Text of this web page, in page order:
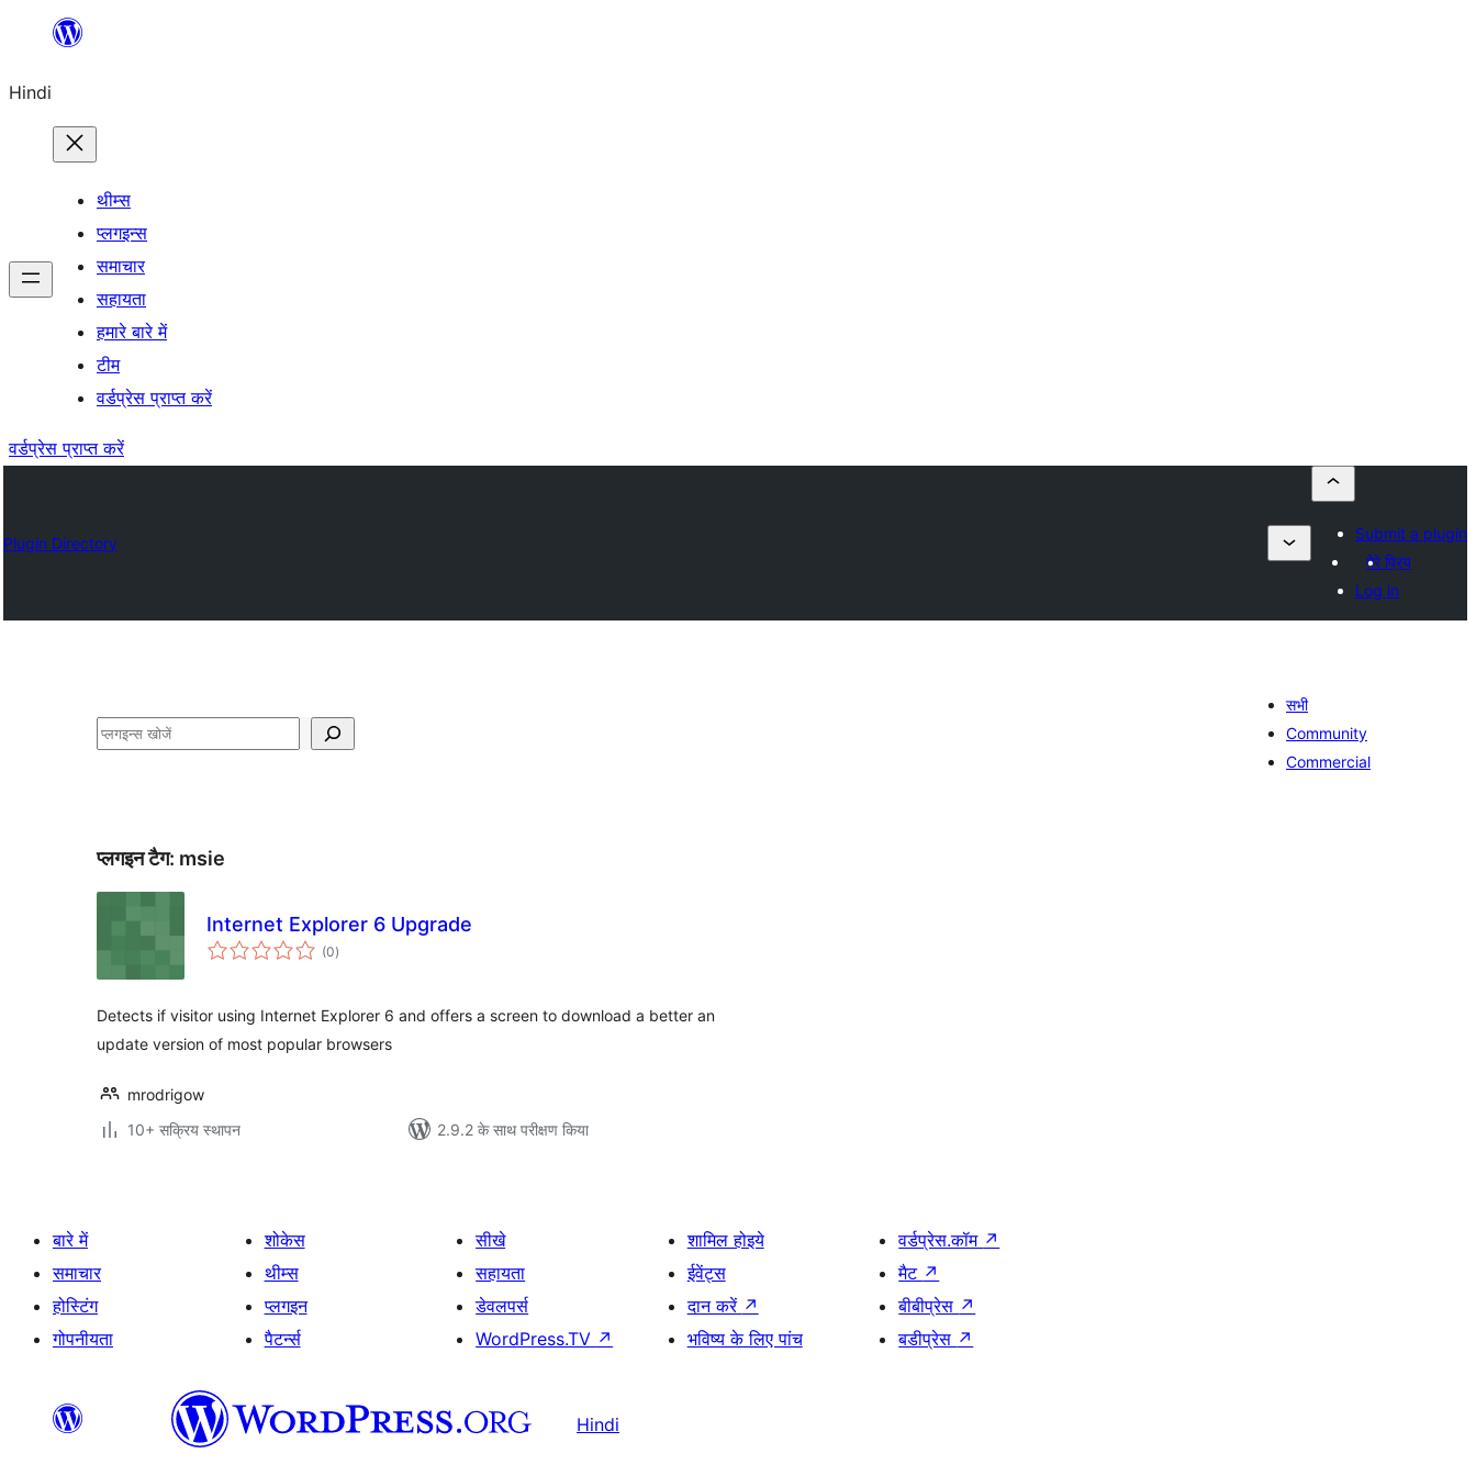
सामग्री
जाएं
Hindi
थीम्स
प्लगइन्स
समाचार
सहायता
हमारे बारे में
टीम
वर्डप्रेस प्राप्त करें
वर्डप्रेस प्राप्त करें
Plugin Directory
Submit a plugin
मेरे प्रिय
Log in
खोजें
सभी
Community
Commercial
प्लगइन टैग: msie
Internet Explorer 6 Upgrade
(0कुल
दर)
Detects if visitor using Internet Explorer 6 and offers a screen to download a better an
update version of most popular browsers
mrodrigow
10+ सक्रिय स्थापन
2.9.2 के साथ परीक्षण किया
बारे में
समाचार
होस्टिंग
गोपनीयता
शोकेस
थीम्स
प्लगइन
पैटर्न्स
सीखे
सहायता
डेवलपर्स
WordPress.TV ↗
शामिल होइये
ईवेंट्स
दान करें ↗
भविष्य के लिए पांच
वर्डप्रेस.कॉम ↗
मैट ↗
बीबीप्रेस ↗
बडीप्रेस ↗
Hindi